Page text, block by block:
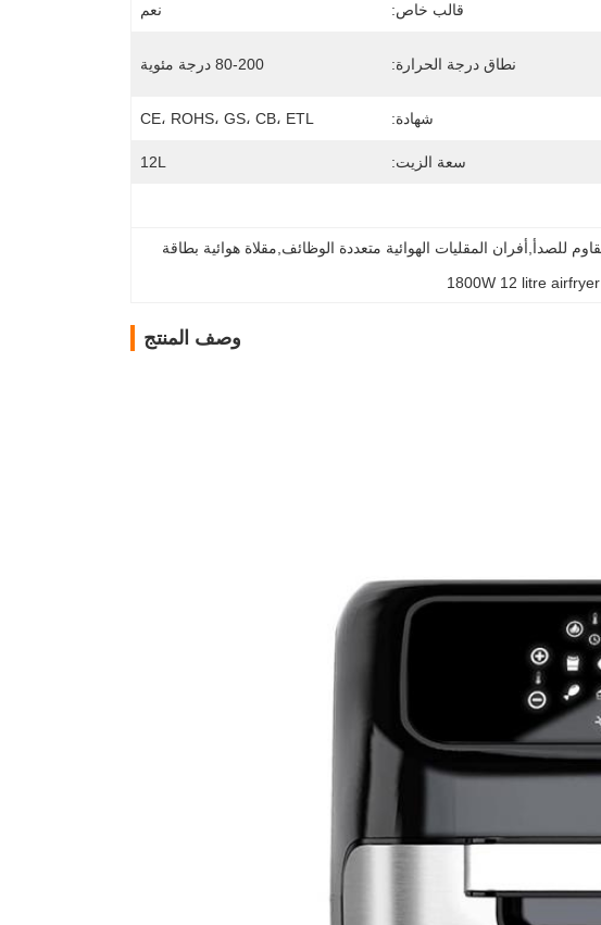
قالب خاص: نعم
نطاق درجة الحرارة: 80-200 درجة مئوية
شهادة: CE، ROHS، GS، CB، ETL
سعة الزيت: 12L
,
1800W 12 litre airfryer
وصف المنتج